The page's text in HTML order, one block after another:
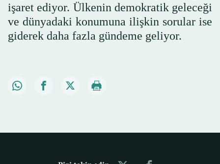
işaret ediyor. Ülkenin demokratik geleceği
ve dünyadaki konumuna ilişkin sorular ise
giderek daha fazla gündeme geliyor.